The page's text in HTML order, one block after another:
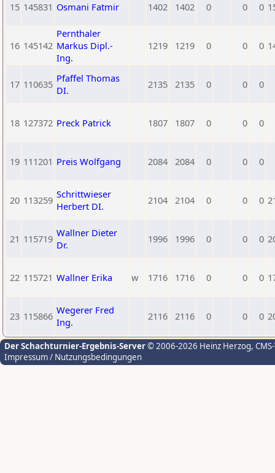
15 145831 Osmani Fatmir 1402 1402 0 0 0
16 145142
Pernthaler
Markus Dipl.-
Ing.
1219 1219 0 0 0
17 110635 Pfaffel Thomas
DI.
2135 2135 0 0 0
18 127372 Preck Patrick 1807 1807 0 0 0
19 111201 Preis Wolfgang 2084 2084 0 0 0
20 113259 Schrittwieser
Herbert DI.
2104 2104 0 0 0
21 115719 Wallner Dieter
Dr.
1996 1996 0 0 0
22 115721 Wallner Erika w 1716 1716 0 0 0
23 115866 Wegerer Fred
Ing.
2116 2116 0 0 0
Der Schachturnier-Ergebnis-Server© 2006-2026 Heinz Herzog,
Impressum / Nutzungsbedingungen